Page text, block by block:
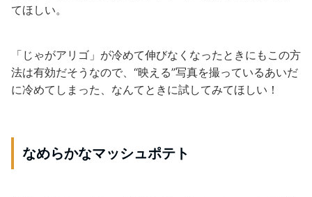
てほしい。
「じゃがアリゴ」が冷めて伸びなくなったときにもこの方
法は有効だそうなので、“映える”写真を撮っているあいだ
に冷めてしまった、なんてときに試してみてほしい！
なめらかなマッシュポテト